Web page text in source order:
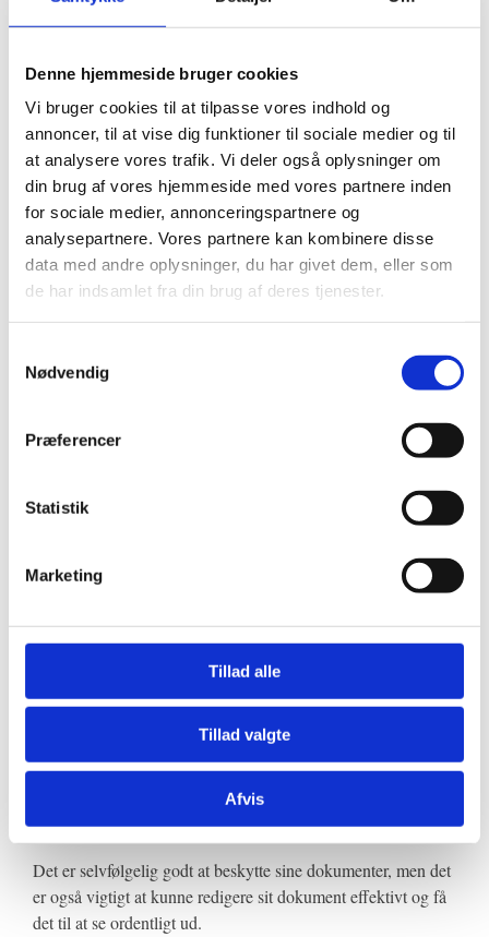
Denne hjemmeside bruger cookies
Vi bruger cookies til at tilpasse vores indhold og
annoncer, til at vise dig funktioner til sociale medier og til
at analysere vores trafik. Vi deler også oplysninger om
din brug af vores hjemmeside med vores partnere inden
for sociale medier, annonceringspartnere og
analysepartnere. Vores partnere kan kombinere disse
data med andre oplysninger, du har givet dem, eller som
de har indsamlet fra din brug af deres tjenester.
Nødvendig
Præferencer
Statistik
Marketing
Tillad alle
Tillad valgte
Afvis
En boks med adgangskoden angivet med symboler i feltet
popper op.
4. Slet koden
5. Klik på OK
Nu er koden fjernet fra dokumentet og du kan redigere, åbne
og lukke dokumentet uden at indtaste en adgangskode.
dokument kan du ikke gøre det direkte.
2. Opret nu en helt ny adgangskode.
Godt gået! Hvad så nu?
Nu har du lært med få klik at sætte kode på dine Word
dokumenter og dermed beskytte dem mod uindbudne gæster
🔐
Det er selvfølgelig godt at beskytte sine dokumenter, men det
er også vigtigt at kunne redigere sit dokument effektivt og få
det til at se ordentligt ud.